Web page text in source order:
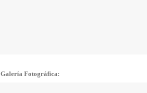
Galería Fotográfica: